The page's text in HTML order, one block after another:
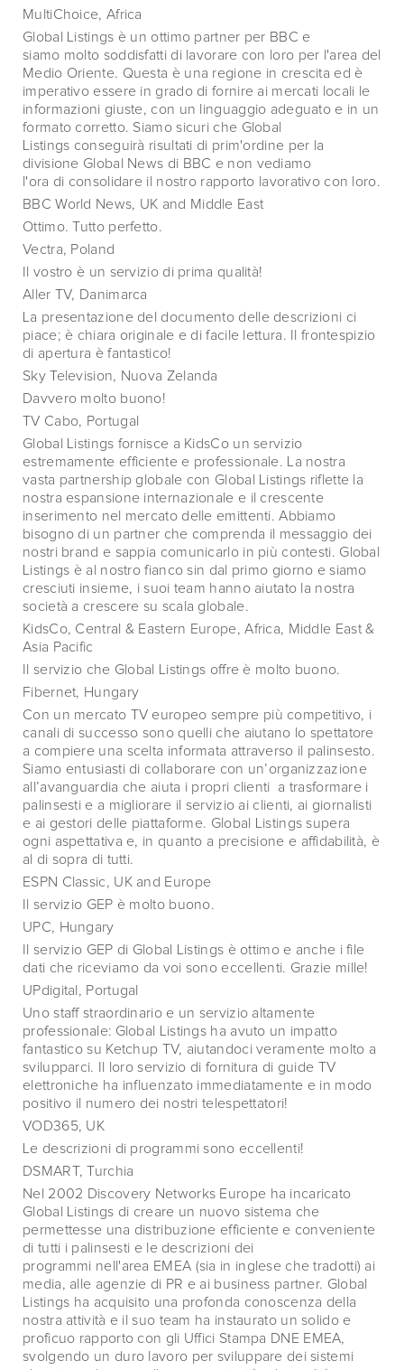
MultiChoice, Africa
Global Listings è un ottimo partner per BBC e
siamo molto soddisfatti di lavorare con loro per l'area del
Medio Oriente. Questa è una regione in crescita ed è
imperativo essere in grado di fornire ai mercati locali le
informazioni giuste, con un linguaggio adeguato e in un
formato corretto. Siamo sicuri che Global
Listings conseguirà risultati di prim'ordine per la
divisione Global News di BBC e non vediamo
l'ora di consolidare il nostro rapporto lavorativo con loro.
BBC World News, UK and Middle East
Ottimo. Tutto perfetto.
Vectra, Poland
Il vostro è un servizio di prima qualità!
Aller TV, Danimarca
La presentazione del documento delle descrizioni ci
piace; è chiara originale e di facile lettura. Il frontespizio
di apertura è fantastico!
Sky Television, Nuova Zelanda
Davvero molto buono!
TV Cabo, Portugal
Global Listings fornisce a KidsCo un servizio
estremamente efficiente e professionale. La nostra
vasta partnership globale con Global Listings riflette la
nostra espansione internazionale e il crescente
inserimento nel mercato delle emittenti. Abbiamo
bisogno di un partner che comprenda il messaggio dei
nostri brand e sappia comunicarlo in più contesti. Global
Listings è al nostro fianco sin dal primo giorno e siamo
cresciuti insieme, i suoi team hanno aiutato la nostra
società a crescere su scala globale.
KidsCo, Central & Eastern Europe, Africa, Middle East &
Asia Pacific
Il servizio che Global Listings offre è molto buono.
Fibernet, Hungary
Con un mercato TV europeo sempre più competitivo, i
canali di successo sono quelli che aiutano lo spettatore
a compiere una scelta informata attraverso il palinsesto.
Siamo entusiasti di collaborare con un’organizzazione
all’avanguardia che aiuta i propri clienti a trasformare i
palinsesti e a migliorare il servizio ai clienti, ai giornalisti
e ai gestori delle piattaforme. Global Listings supera
ogni aspettativa e, in quanto a precisione e affidabilità, è
al di sopra di tutti.
ESPN Classic, UK and Europe
Il servizio GEP è molto buono.
UPC, Hungary
Il servizio GEP di Global Listings è ottimo e anche i file
dati che riceviamo da voi sono eccellenti. Grazie mille!
UPdigital, Portugal
Uno staff straordinario e un servizio altamente
professionale: Global Listings ha avuto un impatto
fantastico su Ketchup TV, aiutandoci veramente molto a
svilupparci. Il loro servizio di fornitura di guide TV
elettroniche ha influenzato immediatamente e in modo
positivo il numero dei nostri telespettatori!
VOD365, UK
Le descrizioni di programmi sono eccellenti!
DSMART, Turchia
Nel 2002 Discovery Networks Europe ha incaricato
Global Listings di creare un nuovo sistema che
permettesse una distribuzione efficiente e conveniente
di tutti i palinsesti e le descrizioni dei
programmi nell'area EMEA (sia in inglese che tradotti) ai
media, alle agenzie di PR e ai business partner. Global
Listings ha acquisito una profonda conoscenza della
nostra attività e il suo team ha instaurato un solido e
proficuo rapporto con gli Uffici Stampa DNE EMEA,
svolgendo un duro lavoro per sviluppare dei sistemi